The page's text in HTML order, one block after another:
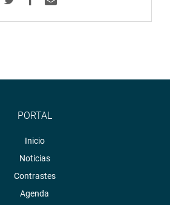
PORTAL
Inicio
Noticias
Contrastes
Agenda